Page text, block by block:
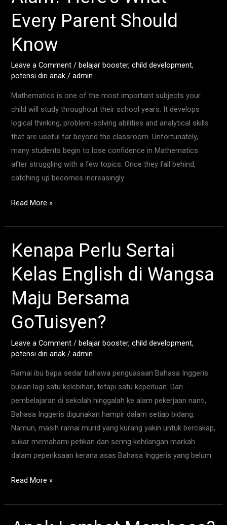
Every Parent Should
Know
Leave a Comment / belajar booster,child development,
potensi diri anak /admin
Mathematics is one of the most important subjects your
child will study throughout their school years. It develops
logical thinking, problem-solving abilities and analytical skills
that are useful far beyond the classroom. Unfortunately,
many students begin to lose confidence in Mathematics
after struggling with a few topics. Once they fall behind,
catching up becomes increasingly
Class
Near
Shah
Alam?
Here’s
What
Every
Parent
Should
Know
Read More »
Kenapa Perlu Sertai
Kelas English di Wangsa
Maju Bersama
GoTuisyen?
Leave a Comment /belajar booster,child development,
potensi diri anak /admin
Ramai ibu bapa sedar bahawa penguasaan Bahasa Inggeris
bukan lagi satu kelebihan, tetapi satu keperluan. Dari
pembelajaran di sekolah hinggalah ke alam pekerjaan nanti,
Bahasa Inggeris digunakan hampir dalam setiap bidang.
Namun, masih ramai murid yang kurang yakin untuk bercakap,
sukar memahami petikan dan sering kehilangan markah
dalam peperiksaan kerana asas Bahasa Inggeris yang belum
Kenapa
Perlu
Sertai
English
di
Wangsa
Maju
Bersama
GoTuisyen?
Read More »
Anak